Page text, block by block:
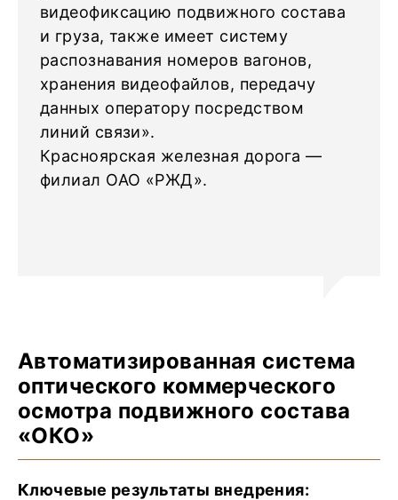
видеофиксацию подвижного состава
и груза, также имеет систему
распознавания номеров вагонов,
хранения видеофайлов, передачу
данных оператору посредством
линий связи».
Красноярская железная дорога —
филиал ОАО «РЖД».
Автоматизированная система
оптического коммерческого
осмотра подвижного состава
«ОКО»
Ключевые результаты внедрения: